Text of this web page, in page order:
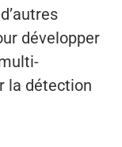
développer
la détection